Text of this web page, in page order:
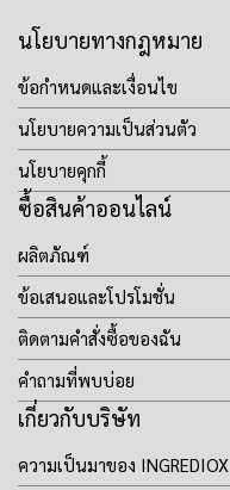
นโยบายทางกฎหมาย
ข้อกำหนดและเงื่อนไข
นโยบายความเป็นส่วนตัว
นโยบายคุกกี้
ซื้อสินค้าออนไลน์
ผลิตภัณฑ์
ข้อเสนอและโปรโมชั่น
ติดตามคำสั่งซื้อของฉัน
คำถามที่พบบ่อย
เกี่ยวกับบริษัท
ความเป็นมาของ INGREDIOX